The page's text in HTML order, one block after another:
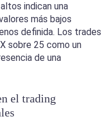
indican una
más bajos
definida. Los trades
sobre 25 como un
de una
el trading